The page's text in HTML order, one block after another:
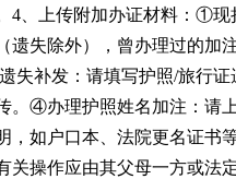
4、上传附加办证材料：①现
遗失除外），曾办理过的加
失补发：请填写护照/旅行证
。④办理护照姓名加注：请
，如户口本、法院更名证书
关操作应由其父母一方或法